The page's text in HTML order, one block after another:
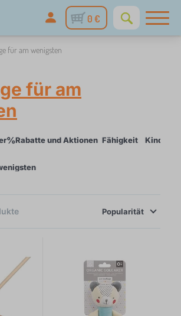
0 €
für am wenigsten
für am
%Rabatte und Aktionen Fähigkeit
Popularität